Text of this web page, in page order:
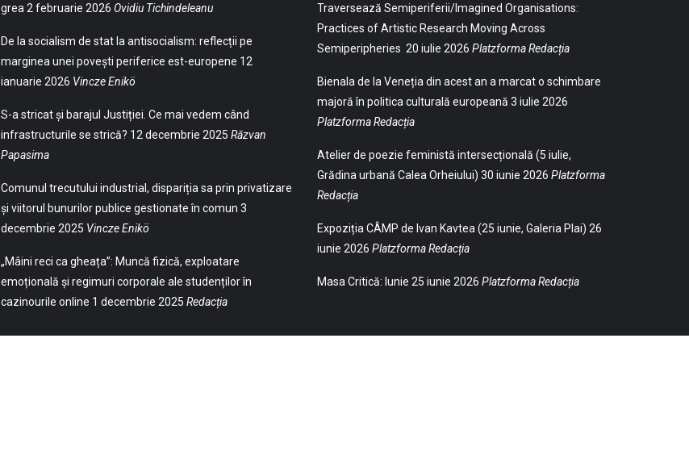
grea 2 februarie 2026 Ovidiu Tichindeleanu
De la socialism de stat la antisocialism: reflecții pe
marginea unei povești periferice est-europene 12
ianuarie 2026 Vincze Enikö
S-a stricat și barajul Justiției. Ce mai vedem când
infrastructurile se strică? 12 decembrie 2025 Răzvan
Papasima
Comunul trecutului industrial, dispariția sa prin privatizare
și viitorul bunurilor publice gestionate în comun 3
decembrie 2025 Vincze Enikö
„Mâini reci ca gheața”: Muncă fizică, exploatare
emoțională și regimuri corporale ale studenților în
cazinourile online 1 decembrie 2025 Redacția
Traversează Semiperiferii/Imagined Organisations:
Practices of Artistic Research Moving Across
Semiperipheries 20 iulie 2026 Platzforma Redacția
Bienala de la Veneția din acest an a marcat o schimbare
majoră în politica culturală europeană 3 iulie 2026
Platzforma Redacția
Atelier de poezie feministă intersecțională (5 iulie,
Grădina urbană Calea Orheiului) 30 iunie 2026 Platzforma
Redacția
Expoziția CÂMP de Ivan Kavtea (25 iunie, Galeria Plai) 26
iunie 2026 Platzforma Redacția
Masa Critică: Iunie 25 iunie 2026 Platzforma Redacția